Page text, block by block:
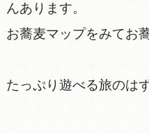
んあります。
お蕎麦マップをみてお
たっぷり遊べる旅のは